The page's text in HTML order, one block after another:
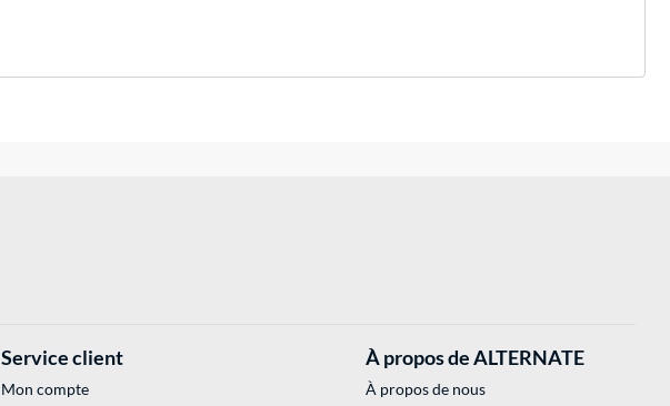
Service client
Mon compte
À propos de ALTERNATE
À propos de nous